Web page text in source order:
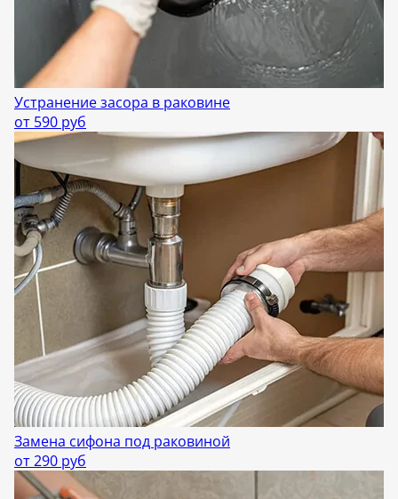
Устранение засора в раковине
от 590 руб
Замена сифона под раковиной
от 290 руб